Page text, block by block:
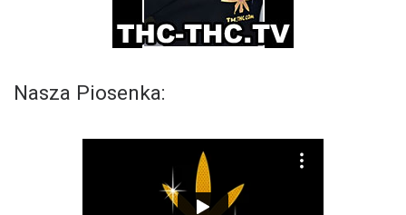
Nasza Piosenka: